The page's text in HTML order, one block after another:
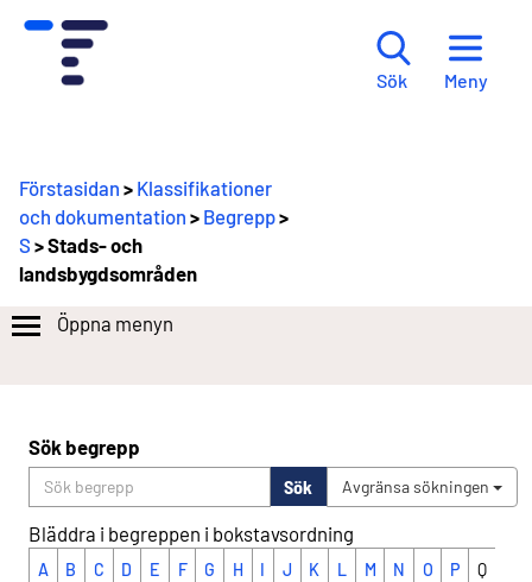
Sök Meny
Förstasidan > Klassifikationer
och dokumentation > Begrepp>
S > Stads- och
landsbygdsområden
Öppna menyn
Sök begrepp
Sök Avgränsa sökningen
Bläddra i begreppen i bokstavsordning
A B C D E F G H I J K L M N O P Q